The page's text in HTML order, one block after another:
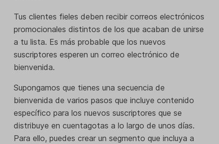
Tus clientes fieles deben recibir correos electrónicos
promocionales distintos de los que acaban de unirse
a tu lista. Es más probable que los nuevos
suscriptores esperen un correo electrónico de
bienvenida.
Supongamos que tienes una secuencia de
bienvenida de varios pasos que incluye contenido
específico para los nuevos suscriptores que se
distribuye en cuentagotas a lo largo de unos días.
Para ello, puedes crear un segmento que incluya a